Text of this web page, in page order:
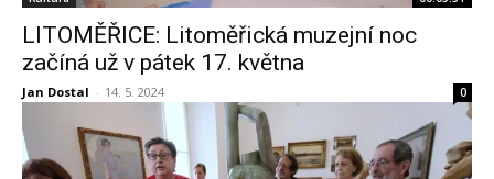
LITOMĚŘICE: Litoměřická muzejní noc
začíná už v pátek 17. května
Jan Dostal - 14. 5. 2024 0